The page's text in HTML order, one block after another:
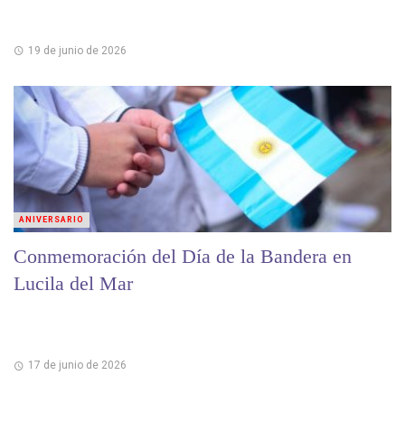
19 de junio de 2026
Conmemoración del Día de la Bandera en
Lucila del Mar
17 de junio de 2026
ANIVERSARIO